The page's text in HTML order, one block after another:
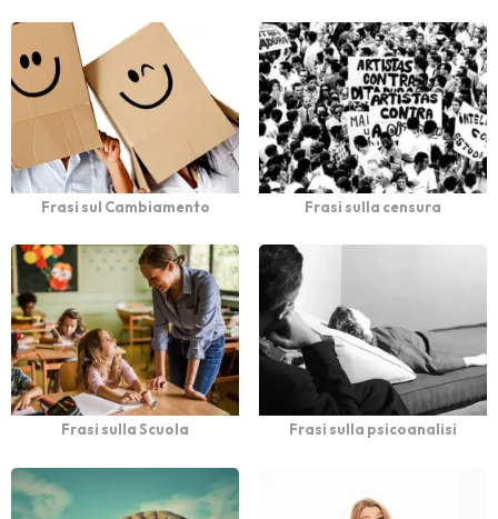
Frasi sul Cambiamento Frasi sulla censura
Frasi sulla Scuola Frasi sulla psicoanalisi